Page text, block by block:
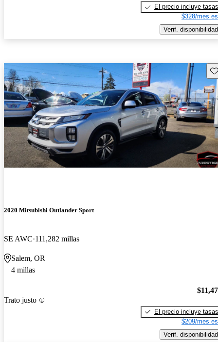
El precio incluye tasas
$328/mes
Verif. disponibilidad
2020 Mitsubishi Outlander Sport
SE AWC 111,282 millas
Salem, OR
4 millas
Trato justo
El precio incluye tasas
$209/mes
Verif. disponibilidad